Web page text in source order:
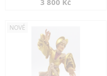
3 800 Kč
NOVÉ